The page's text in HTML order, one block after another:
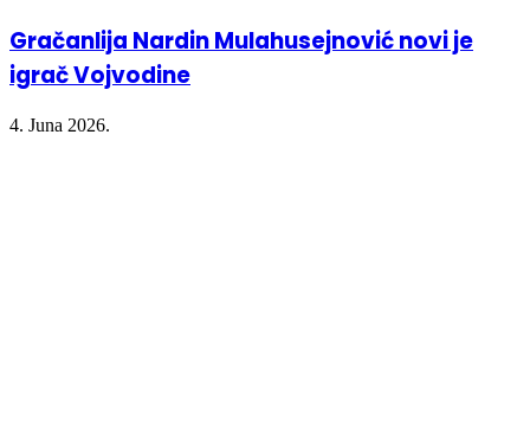
Gračanlija Nardin Mulahusejnović novi je
igrač Vojvodine
4. Juna 2026.